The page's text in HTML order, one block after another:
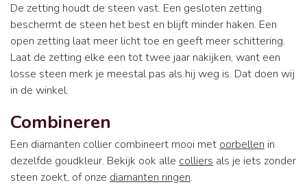
De zetting houdt de steen vast. Een gesloten zetting
beschermt de steen het best en blijft minder haken. Een
open zetting laat meer licht toe en geeft meer schittering.
Laat de zetting elke een tot twee jaar nakijken, want een
losse steen merk je meestal pas als hij weg is. Dat doen wij
in de winkel.
Combineren
Een diamanten collier combineert mooi metoorbellen in
dezelfde goudkleur. Bekijk ook alle colliers als je iets zonder
steen zoekt, of onze diamanten ringen.